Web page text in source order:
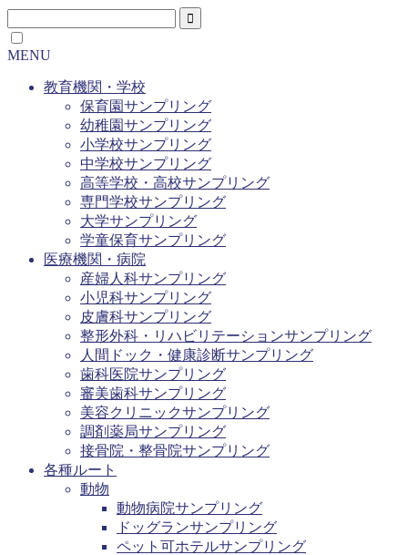
MENU
教育機関・学校
保育園サンプリング
幼稚園サンプリング
小学校サンプリング
中学校サンプリング
高等学校・高校サンプリング
専門学校サンプリング
大学サンプリング
学童保育サンプリング
医療機関・病院
産婦人科サンプリング
小児科サンプリング
皮膚科サンプリング
整形外科・リハビリテーションサンプリング
人間ドック・健康診断サンプリング
歯科医院サンプリング
審美歯科サンプリング
美容クリニックサンプリング
調剤薬局サンプリング
接骨院・整骨院サンプリング
各種ルート
動物
動物病院サンプリング
ドッグランサンプリング
ペット可ホテルサンプリング